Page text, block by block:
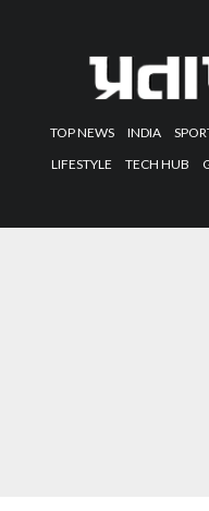
TOP NEWS INDIA
LIFESTYLE
TECH HUB